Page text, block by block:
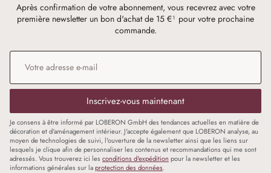
Après confirmation de votre abonnement, vous recevrez avec votre
première newsletter un bon d'achat de 15 €¹ pour votre prochaine
commande.
Adresse e-mail*
Inscrivez-vous maintenant
Je consens à être informé par LOBERON GmbH des tendances actuelles en matière de
décoration et d'aménagement intérieur. J'accepte également que LOBERON analyse, au
moyen de technologies de suivi, l'ouverture de la newsletter ainsi que les liens sur
lesquels je clique afin de personnaliser les contenus et recommandations qui me sont
adressés. Vous trouverez ici les conditions d'expédition pour la newsletter et les
informations générales sur laprotection des données.